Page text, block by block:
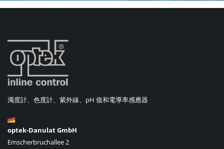
濁度計、色度計、紫外線、pH 值和電導率感應器
optek-Danulat GmbH
Emscherbruchallee 2